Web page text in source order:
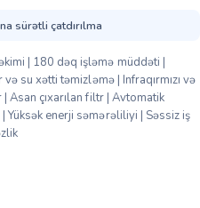
sürətli çatdırılma
| 180 dəq işləmə müddəti |
su xətti təmizləmə | Infraqırmızı və
çıxarılan filtr | Avtomatik
Yüksək enerji səmərəliliyi | Səssiz iş